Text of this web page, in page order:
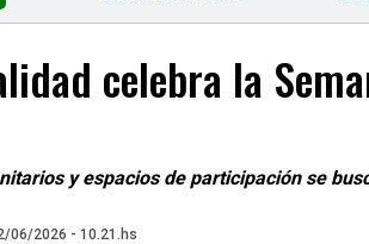
celebra la
y espacios de participación se
06/2026 - 10.21.hs